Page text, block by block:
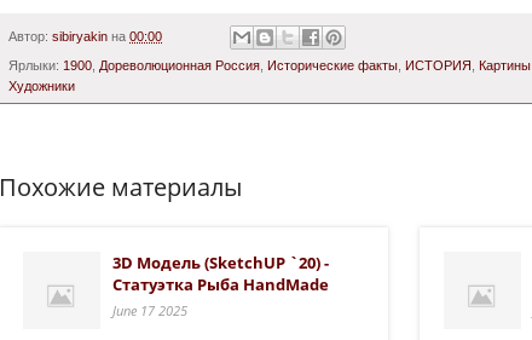
Автор: sibiryakin на 00:00
Ярлыки: 1900 Дореволюционная Россия Исторические факты ИСТОРИЯ Картины
Художники
Похожие материалы
3D Модель (SketchUP `20) -
Статуэтка Рыба HandMade
June 17 2025